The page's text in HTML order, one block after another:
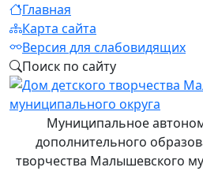
Главная
Карта сайта
Версия для слабовидящих
Поиск по сайту
Муниципальное
дополнительного
творчества Малышевского